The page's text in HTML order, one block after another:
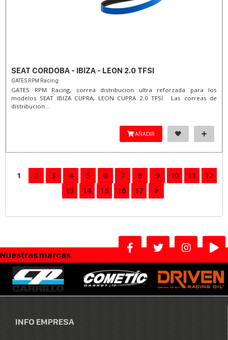
SEAT CORDOBA - IBIZA - LEON 2.0 TFSI
GATES RPM Racing
GATES RPM Racing, correa distribucion ultra reforzada para los
modelos SEAT IBIZA CUPRA, LEON CUPRA 2.0 TFSI. Las correas de
distribucion...
AÑADIR
1 2 3 4 5 6 7 8 9 10 11
12
13
14 15 16 17
Nuestras marcas
INFO EMPRESA